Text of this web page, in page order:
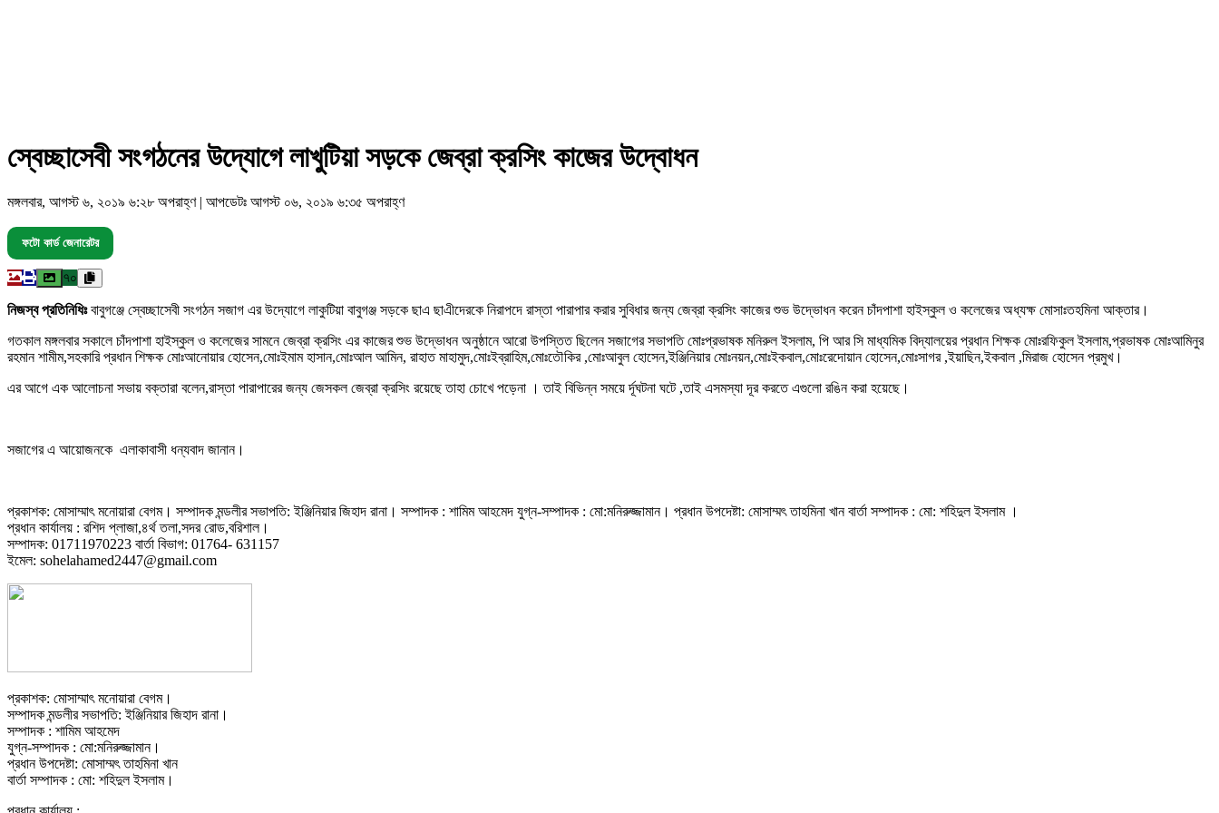
স্বেচ্ছাসেবী সংগঠনের উদ্যোগে লাখুটিয়া সড়কে জেব্রা ক্রসিং কাজের উদ্বোধন
মঙ্গলবার, আগস্ট ৬, ২০১৯ ৬:২৮ অপরাহ্ণ | আপডেটঃ আগস্ট ০৬, ২০১৯ ৬:৩৫ অপরাহ্ণ
ফটো কার্ড জেনারেটর
৭০
নিজস্ব প্রতিনিধিঃবাবুগঞ্জে স্বেচ্ছাসেবী সংগঠন সজাগ এর উদ্যোগে লাকুটিয়া বাবুগঞ্জ সড়কে ছাএ ছাএীদেরকে নিরাপদে রাস্তা পারাপার করার সুবিধার জন্য জেব্রা ক্রসিং কাজের শুভ উদ্ভোধন করেন চাঁদপাশা হাইস্কুল ও কলেজের অধ্যক্ষ মোসাঃতহমিনা আক্তার।
গতকাল মঙ্গলবার সকালে চাঁদপাশা হাইস্কুল ও কলেজের সামনে জেব্রা ক্রসিং এর কাজের শুভ উদ্ভোধন অনুষ্ঠানে আরো উপস্তিত ছিলেন সজাগের সভাপতি মোঃপ্রভাষক মনিরুল ইসলাম, পি আর সি মাধ্যমিক বিদ্যালয়ের প্রধান শিক্ষক মোঃরফিকুল ইসলাম,প্রভাষক মোঃআমিনুর
রহমান শামীম,সহকারি প্রধান শিক্ষক মোঃআনোয়ার হোসেন,মোঃইমাম হাসান,মোঃআল আমিন, রাহাত মাহামুদ,মোঃইব্রাহিম,মোঃতৌকির ,মোঃআবুল হোসেন,ইঞ্জিনিয়ার মোঃনয়ন,মোঃইকবাল,মোঃরেদোয়ান হোসেন,মোঃসাগর ,ইয়াছিন,ইকবাল ,মিরাজ হোসেন প্রমুখ।
এর আগে এক আলোচনা সভায় বক্তারা বলেন,রাস্তা পারাপারের জন্য জেসকল জেব্রা ক্রসিং রয়েছে তাহা চোখে পড়েনা । তাই বিভিন্ন সময়ে র্দূঘটনা ঘটে ,তাই এসমস্যা দূর করতে এগুলো রঙিন করা হয়েছে।
সজাগের এ আয়োজনকে এলাকাবাসী ধন্যবাদ জানান।
প্রকাশক: মোসাম্মাৎ মনোয়ারা বেগম। সম্পাদক মন্ডলীর সভাপতি: ইঞ্জিনিয়ার জিহাদ রানা। সম্পাদক : শামিম আহমেদ যুগ্ন-সম্পাদক : মো:মনিরুজ্জামান। প্রধান উপদেষ্টা: মোসাম্মৎ তাহমিনা খান বার্তা সম্পাদক : মো: শহিদুল ইসলাম ।
প্রধান কার্যালয় : রশিদ প্লাজা,৪র্থ তলা,সদর রোড,বরিশাল।
সম্পাদক: 01711970223 বার্তা বিভাগ: 01764- 631157
ইমেল: sohelahamed2447@gmail.com
প্রকাশক: মোসাম্মাৎ মনোয়ারা বেগম।
সম্পাদক মন্ডলীর সভাপতি: ইঞ্জিনিয়ার জিহাদ রানা।
সম্পাদক : শামিম আহমেদ
যুগ্ন-সম্পাদক : মো:মনিরুজ্জামান।
প্রধান উপদেষ্টা: মোসাম্মৎ তাহমিনা খান
বার্তা সম্পাদক : মো: শহিদুল ইসলাম।